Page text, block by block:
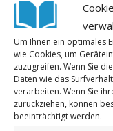
Um Ihnen ein optimales
wie Cookies, um
zuzugreifen. Wenn Sie
Daten wie das
verarbeiten. Wenn Sie
zurückziehen, können
beeinträchtigt werden.
insbesondere in
und 2021 um 12
Auch wir
Aktuell
Jugendliche